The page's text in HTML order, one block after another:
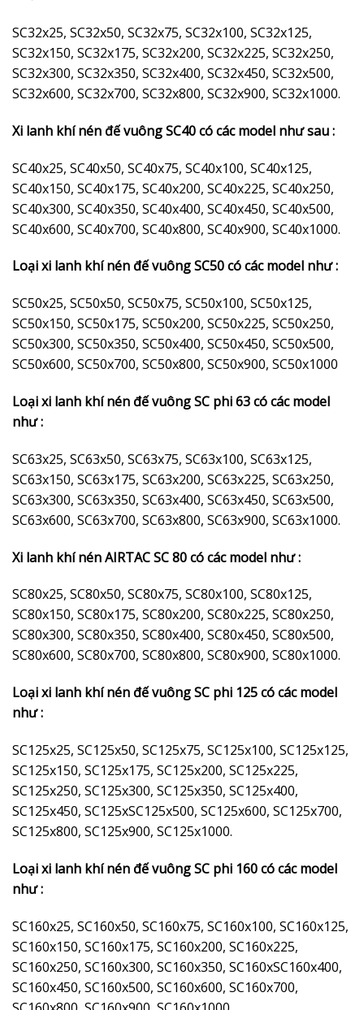
SC32x25, SC32x50, SC32x75, SC32x100, SC32x125,
SC32x150, SC32x175, SC32x200, SC32x225, SC32x250,
SC32x300, SC32x350, SC32x400, SC32x450, SC32x500,
SC32x600, SC32x700, SC32x800, SC32x900, SC32x1000.
Xi lanh khí nén đế vuông SC40 có các model như sau :
SC40x25, SC40x50, SC40x75, SC40x100, SC40x125,
SC40x150, SC40x175, SC40x200, SC40x225, SC40x250,
SC40x300, SC40x350, SC40x400, SC40x450, SC40x500,
SC40x600, SC40x700, SC40x800, SC40x900, SC40x1000.
Loại xi lanh khí nén đế vuông SC50 có các model như :
SC50x25, SC50x50, SC50x75, SC50x100, SC50x125,
SC50x150, SC50x175, SC50x200, SC50x225, SC50x250,
SC50x300, SC50x350, SC50x400, SC50x450, SC50x500,
SC50x600, SC50x700, SC50x800, SC50x900, SC50x1000
Loại xi lanh khí nén đế vuông SC phi 63 có các model
như :
SC63x25, SC63x50, SC63x75, SC63x100, SC63x125,
SC63x150, SC63x175, SC63x200, SC63x225, SC63x250,
SC63x300, SC63x350, SC63x400, SC63x450, SC63x500,
SC63x600, SC63x700, SC63x800, SC63x900, SC63x1000.
Xi lanh khí nén AIRTAC SC 80 có các model như :
SC80x25, SC80x50, SC80x75, SC80x100, SC80x125,
SC80x150, SC80x175, SC80x200, SC80x225, SC80x250,
SC80x300, SC80x350, SC80x400, SC80x450, SC80x500,
SC80x600, SC80x700, SC80x800, SC80x900, SC80x1000.
Loại xi lanh khí nén đế vuông SC phi 125 có các model
như :
SC125x25, SC125x50, SC125x75, SC125x100, SC125x125,
SC125x150, SC125x175, SC125x200, SC125x225,
SC125x250, SC125x300, SC125x350, SC125x400,
SC125x450, SC125xSC125x500, SC125x600, SC125x700,
SC125x800, SC125x900, SC125x1000.
Loại xi lanh khí nén đế vuông SC phi 160 có các model
như :
SC160x25, SC160x50, SC160x75, SC160x100, SC160x125,
SC160x150, SC160x175, SC160x200, SC160x225,
SC160x250, SC160x300, SC160x350, SC160xSC160x400,
SC160x450, SC160x500, SC160x600, SC160x700,